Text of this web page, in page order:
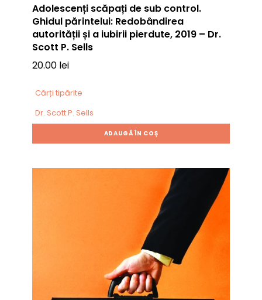
Adolescenți scăpați de sub control.
Ghidul părintelui: Redobândirea
autorității și a iubirii pierdute, 2019 – Dr.
Scott P. Sells
20.00 lei
Cărți tipărite
Dr. Scott P. Sells
ADAUGĂ ÎN COȘ